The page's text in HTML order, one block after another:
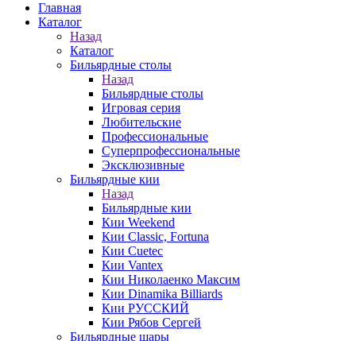
Главная
Каталог
Назад
Каталог
Бильярдные столы
Назад
Бильярдные столы
Игровая серия
Любительские
Профессиональные
Суперпрофессиональные
Эксклюзивные
Бильярдные кии
Назад
Бильярдные кии
Кии Weekend
Кии Classic, Fortuna
Кии Cuetec
Кии Vantex
Кии Николаенко Максим
Кии Dinamika Billiards
Кии РУССКИЙ
Кии Рябов Сергей
Бильярдные шары